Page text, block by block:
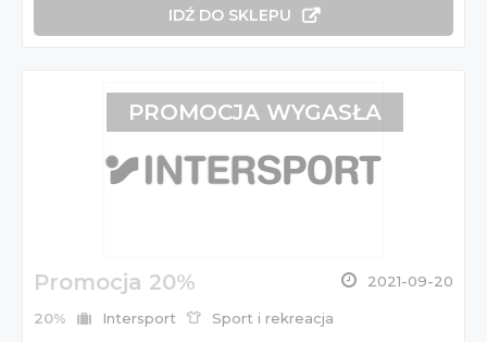
IDŹ DO SKLEPU
Promocja 20% 2021-09-20
20% Intersport Sport i rekreacja
PROMOCJA WYGASŁA